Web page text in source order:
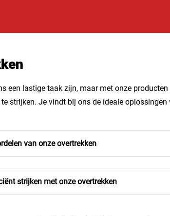
een lastige taak zijn, maar met onze
strijken. Je vindt bij ons de ideale
van onze overtrekken
strijken met onze overtrekken